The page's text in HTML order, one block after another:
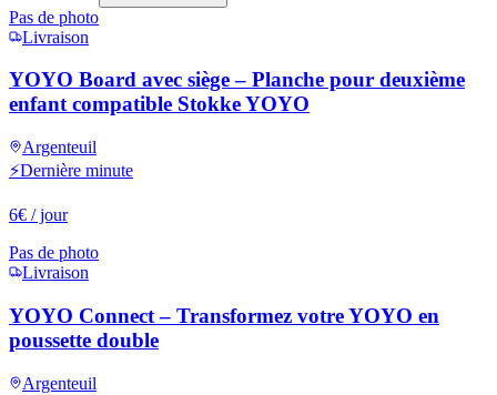
Pas de photo
Livraison
YOYO Board avec siège – Planche pour deuxième
enfant compatible Stokke YOYO
Argenteuil
⚡Dernière minute
6€ / jour
Pas de photo
Livraison
YOYO Connect – Transformez votre YOYO en
poussette double
Argenteuil